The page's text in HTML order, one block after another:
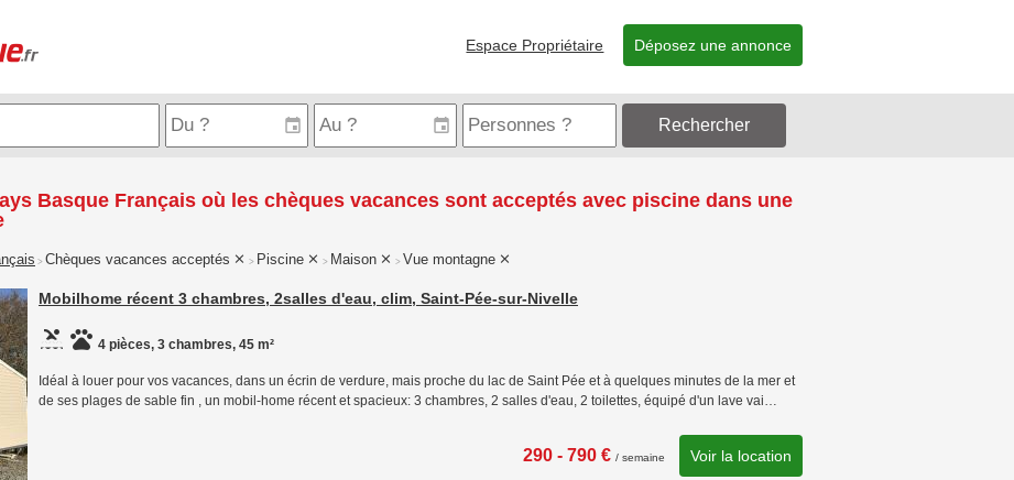
Espace Propriétaire Déposez une annonce
Rechercher
Basque Français où les chèques vacances sont acceptés avec piscine dans une
> Chèques vacances acceptés > Piscine > Maison > Vue montagne
Mobilhome récent 3 chambres, 2salles d'eau, clim, Saint-Pée-sur-Nivelle
4 pièces, 3 chambres, 45 m²
Idéal à louer pour vos vacances, dans un écrin de verdure, mais proche du lac de Saint Pée et à quelques minutes de la mer et
de ses plages de sable fin , un mobil-home récent et spacieux: 3 chambres, 2 salles d'eau, 2 toilettes, équipé d'un lave vai…
290 - 790 € / semaine Voir la location